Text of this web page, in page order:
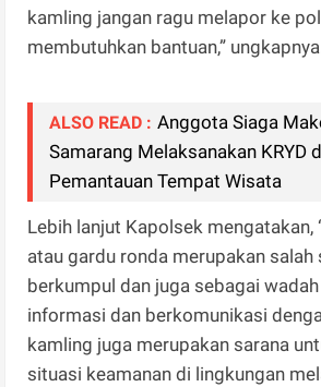
kamling jangan ragu melapor ke
membutuhkan bantuan,”
ALSO READ : Anggota Siaga
Samarang Melaksanakan KRYD
Pemantauan Tempat Wisata
Lebih lanjut Kapolsek mengatakan,
atau gardu ronda merupakan
berkumpul dan juga sebagai
informasi dan berkomunikasi
kamling juga merupakan sarana
situasi keamanan di lingkungan